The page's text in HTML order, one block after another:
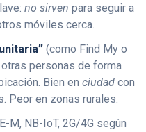
no sirven para seguir a
móviles cerca.
(como Find My o
personas de forma
Bien en ciudad con
Peor en zonas rurales.
M, NB-IoT, 2G/4G según